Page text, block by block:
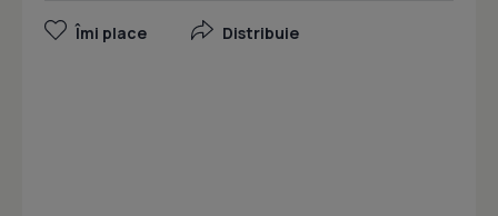
Îmi place Distribuie